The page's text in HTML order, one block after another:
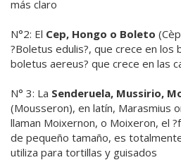
más claro
N°2: El Cep, Hongo o Boleto
?Boletus edulis?, que crece en los
boletus aereus? que crece en las
N° 3: La Senderuela, Mussirio,
(Mousseron), en latín, Marasmius
llaman Moixernon, o Moixeron, el
de pequeño tamaño, es
utiliza para tortillas y guisados